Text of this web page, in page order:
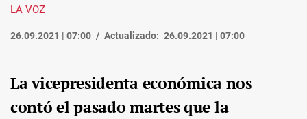
LA VOZ
26.09.2021 | 07:00 Actualizado: 26.09.2021 | 07:00
La vicepresidenta económica nos
contó el pasado martes que la